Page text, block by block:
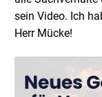
sein Video. Ich
Herr Mücke!